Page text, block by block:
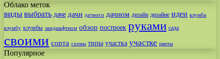
Облако меток
виды выбрать даче дачи дачного дачном дизайн дизайне идеи клумба
клумбу клумбы ландшафтном обзор построек руками сада
своими сорта схемы типы участка участке цветы
Популярное